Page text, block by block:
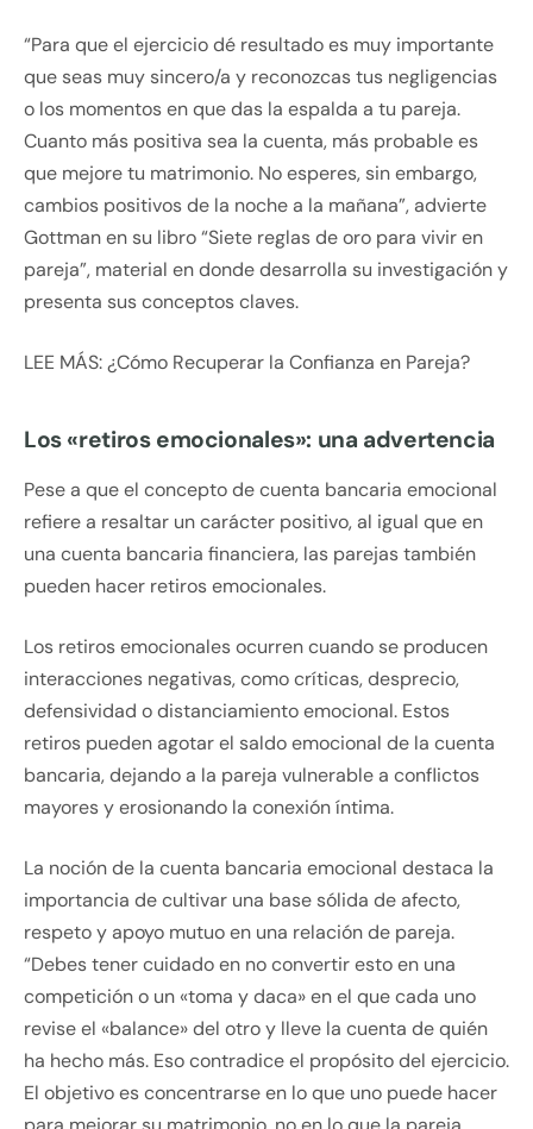
“Para que el ejercicio dé resultado es muy importante
que seas muy sincero/a y reconozcas tus negligencias
o los momentos en que das la espalda a tu pareja.
Cuanto más positiva sea la cuenta, más probable es
que mejore tu matrimonio. No esperes, sin embargo,
cambios positivos de la noche a la mañana”, advierte
Gottman en su libro “Siete reglas de oro para vivir en
pareja”, material en donde desarrolla su investigación y
presenta sus conceptos claves.
LEE MÁS: ¿Cómo Recuperar la Confianza en Pareja?
Los «retiros emocionales»: una advertencia
Pese a que el concepto de cuenta bancaria emocional
refiere a resaltar un carácter positivo, al igual que en
una cuenta bancaria financiera, las parejas también
pueden hacer retiros emocionales.
Los retiros emocionales ocurren cuando se producen
interacciones negativas, como críticas, desprecio,
defensividad o distanciamiento emocional. Estos
retiros pueden agotar el saldo emocional de la cuenta
bancaria, dejando a la pareja vulnerable a conflictos
mayores y erosionando la conexión íntima.
La noción de la cuenta bancaria emocional destaca la
importancia de cultivar una base sólida de afecto,
respeto y apoyo mutuo en una relación de pareja.
“Debes tener cuidado en no convertir esto en una
competición o un «toma y daca» en el que cada uno
revise el «balance» del otro y lleve la cuenta de quién
ha hecho más. Eso contradice el propósito del ejercicio.
El objetivo es concentrarse en lo que uno puede hacer